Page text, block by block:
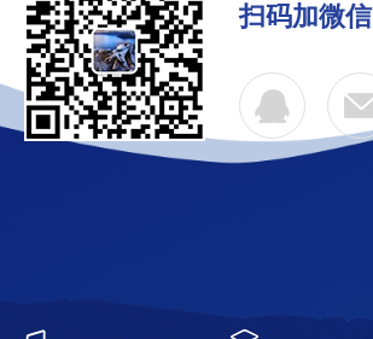
扫码加微信